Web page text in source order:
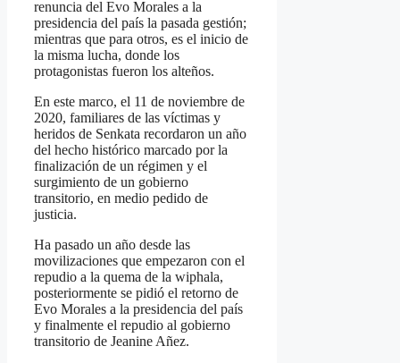
renuncia del Evo Morales a la
presidencia del país la pasada gestión;
mientras que para otros, es el inicio de
la misma lucha, donde los
protagonistas fueron los alteños.
En este marco, el 11 de noviembre de
2020, familiares de las víctimas y
heridos de Senkata recordaron un año
del hecho histórico marcado por la
finalización de un régimen y el
surgimiento de un gobierno
transitorio, en medio pedido de
justicia.
Ha pasado un año desde las
movilizaciones que empezaron con el
repudio a la quema de la wiphala,
posteriormente se pidió el retorno de
Evo Morales a la presidencia del país
y finalmente el repudio al gobierno
transitorio de Jeanine Añez.